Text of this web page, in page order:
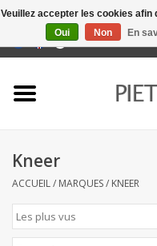
serviettes
literie
Kneer
ACCUEIL/ MARQUES/ KNEER
Veuillez accepter les cookies
Oui
Non En